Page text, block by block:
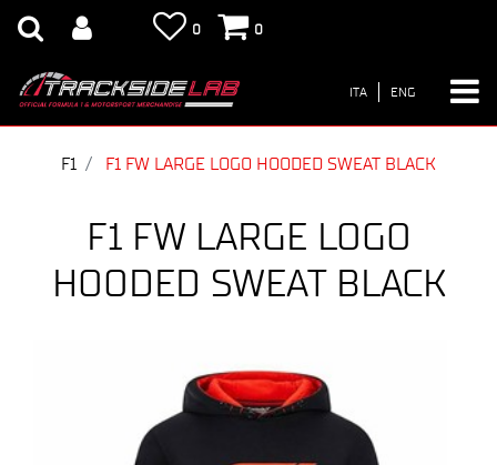
0 0
ITA ENG
F1 F1 FW LARGE LOGO HOODED SWEAT BLACK
F1 FW LARGE LOGO
HOODED SWEAT BLACK